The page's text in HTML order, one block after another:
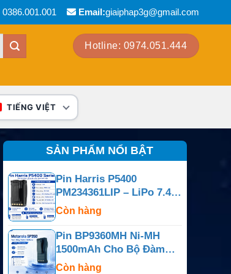
0386.001.001 Email:giaiphap3g@gmail.com
Hotline: 0974.051.444
TIẾNG VIỆT
SẢN PHẨM NỔI BẬT
Pin Harris P5400
PM234361LIP – LiPo 7.4V
4100mAh
Còn hàng
Pin BP9360MH Ni-MH
1500mAh Cho Bộ Đàm
Motorola GP350
Còn hàng